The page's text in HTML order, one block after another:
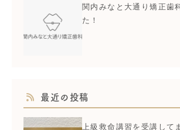
関内みなと大通り矯正歯
た！
最近の投稿
上級救命講習を受講して